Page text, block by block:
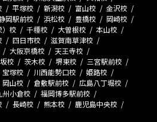
平塚校 新潟校 富山校
金沢校
岡駅前校 浜松校 豊橋校
岡崎校
）校 千種校 大曽根校
本山校
四日市校
滋賀南草津校
大阪京橋校
天王寺校
校 茨木校 堺東校
三宮駅前校
宝塚校 川西能勢口校
姫路校
岡山校 倉敷駅前校
広島八丁堀校
州小倉校
福岡博多駅前校
長崎校 熊本校
鹿児島中央校